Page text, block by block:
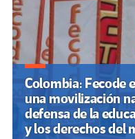
Colombia: Fecode
una movilización
defensa de la
y los derechos del